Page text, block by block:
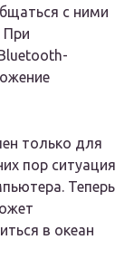
с ними
При
только для
пор ситуация
Теперь
в океан